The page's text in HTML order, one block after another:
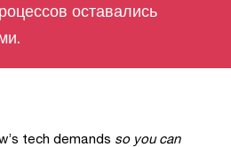
оставались
tech demands so you can